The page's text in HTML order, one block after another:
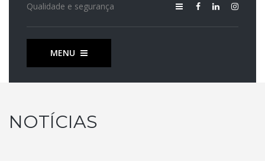
Qualidade e segurança
MENU
NOTÍCIAS